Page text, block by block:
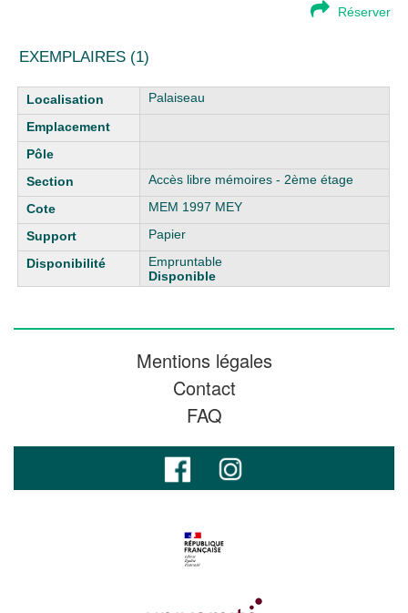
Réserver
EXEMPLAIRES (1)
Liste des exemplaires Palaiseau
Accès libre mémoires - 2ème étage
MEM 1997 MEY
Papier
Empruntable
Disponible
Mentions légales
Contact
FAQ